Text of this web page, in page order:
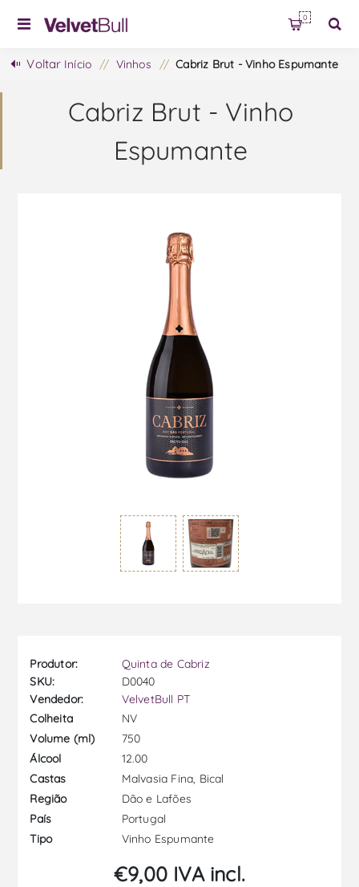
0
Voltar Início / Vinhos / Cabriz Brut - Vinho Espumante
Cabriz Brut - Vinho
Espumante
Produtor:
Quinta de Cabriz
SKU:
D0040
Vendedor:
VelvetBull PT
Colheita
NV
Volume (ml)
750
Álcool
12.00
Castas
Malvasia Fina, Bical
Região
Dão e Lafões
País
Portugal
Tipo
Vinho Espumante
€9,00 IVA incl.